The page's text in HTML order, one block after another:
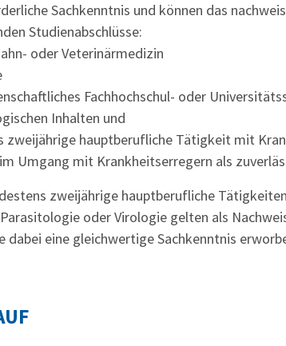
Sachkenntnis und können das
Studienabschlüsse:
oder Veterinärmedizin
Fachhochschul- oder
Inhalten und
zweijährige hauptberufliche Tätigkeit mit
Umgang mit Krankheitserregern als
zweijährige hauptberufliche
oder Virologie gelten als
dabei eine gleichwertige Sachkenntnis